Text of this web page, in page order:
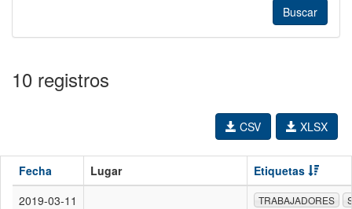
10 registros
XLSX
CSV
Fecha Lugar
Etiquetas
2019-03-11
TRABAJADORES